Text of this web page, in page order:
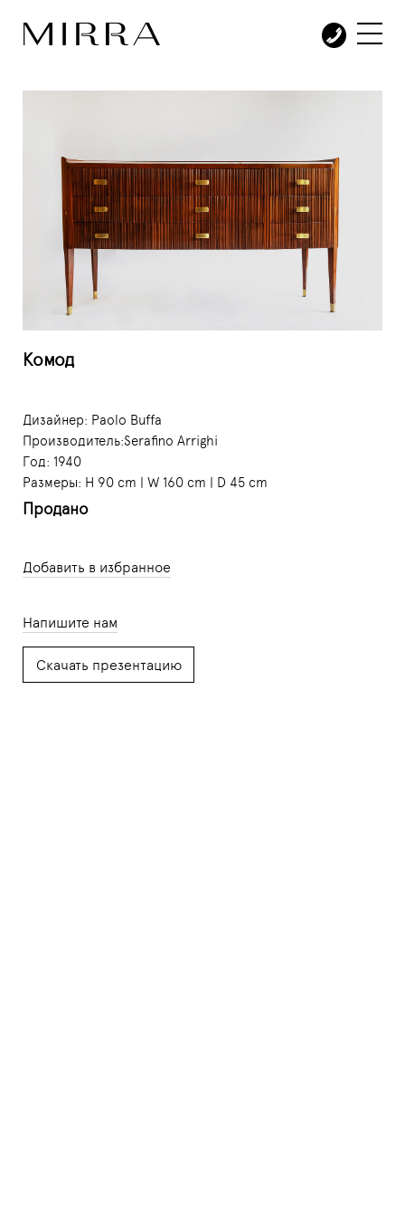
Комод
Дизайнер: Paolo Buffa
Производитель:Serafino Arrighi
Год: 1940
Размеры: H 90 cm | W 160 cm | D 45 cm
Продано
Добавить в избранное
Напишите нам
Скачать презентацию